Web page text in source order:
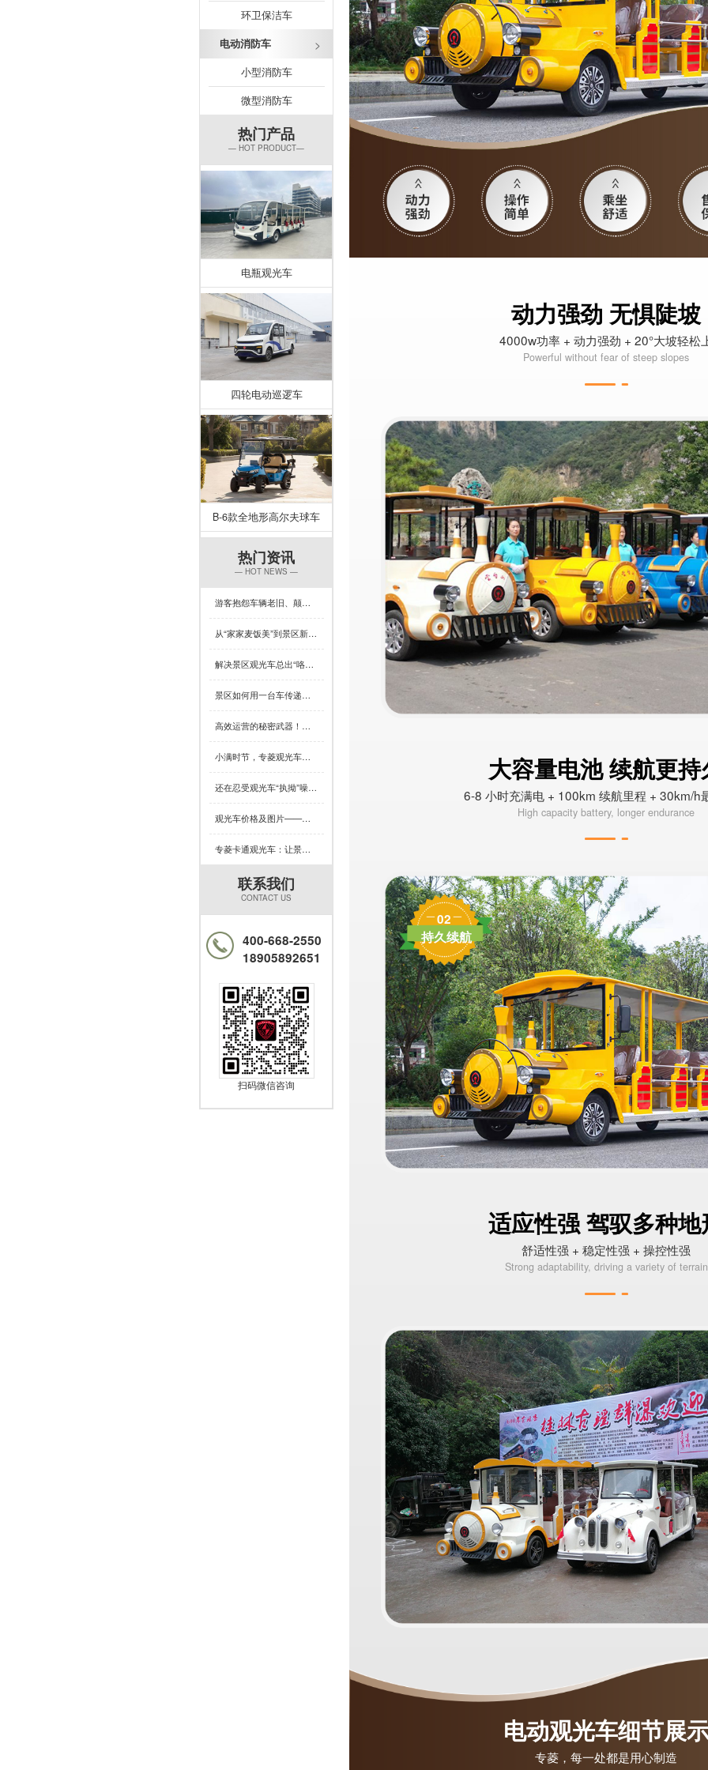
环卫保洁车
电动消防车
小型消防车
微型消防车
热门产品
— HOT PRODUCT—
电瓶观光车
四轮电动巡逻车
B-6款全地形高尔夫球车
热门资讯
— HOT NEWS —
游客抱怨车辆老旧、颠簸？一台让景区复购率飙升的观光车来了！
从“家家麦饭美”到景区新体验，芒种×专菱观光车藏着多少惊喜？
解决景区观光车总出“咯吱响”？竟然可以这样做
景区如何用一台车传递人文关怀？答案藏在专菱观光车的钣金工艺里
高效运营的秘密武器！专菱电动景区观光车赋能景区服务升级
小满时节，专菱观光车钣金品质引领出行新体验
还在忍受观光车“执拗”噪音？520解锁专菱黑科技，用整车焊接定义安全浪漫新体验
观光车价格及图片——绝大多数买家都吃了这个亏，您知道吗？
专菱卡通观光车：让景区游览充满童趣与欢乐的移动风景线（一）
联系我们
CONTACT US
400-668-2550
18905892651
扫码微信咨询
动力强劲 无惧陡坡
4000w功率 + 动力强劲 + 20°大坡轻松
Powerful without fear of steep slopes
大容量电池 续航更持
6-8 小时充满电 + 100km 续航里程 + 30km/h
High capacity battery, longer endurance
02
持久续航
适应性强 驾驭多种地
舒适性强 + 稳定性强 + 操控性强
Strong adaptability, driving a variety of terrain
电动观光车细节展
专菱，每一处都是用心制造